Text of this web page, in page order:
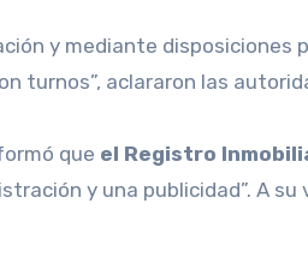
y mediante
turnos”, aclararon las
que el Registro
y una publicidad”. A